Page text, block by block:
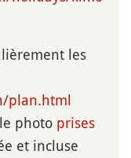
les
plan.html
photo prises
et incluse